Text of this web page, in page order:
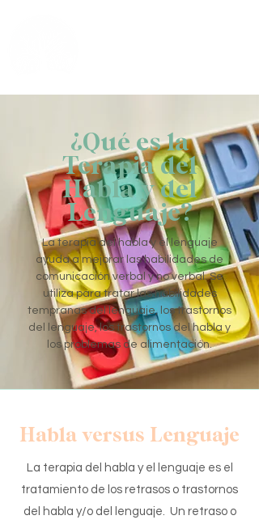
¿Qué es la
Terapia del
Habla y del
Lenguaje?
La terapia del habla y el lenguaje
ayuda a mejorar las habilidades de
comunicación verbal y no verbal. Se
utiliza para tratar las habilidades
tempranas del lenguaje, los trastornos
del lenguaje, los trastornos del habla y
los problemas de alimentación.
Habla versus Lenguaje
La terapia del habla y el lenguaje es el
tratamiento de los retrasos o trastornos
del habla y/o del lenguaje. Un retraso o